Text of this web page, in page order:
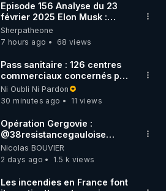
Episode 156 Analyse du 23
février 2025 Elon Musk :
Houston , on a un problème !
Sherpatheone
7 hours ago
68 views
Pass sanitaire : 126 centres
commerciaux concernés par
l'obligation dans toute la
France
Ni Oubli Ni Pardon
30 minutes ago
11 views
Opération Gergovie :
‪@38resistancegauloise‬
‪@MarionSigautOfficiel‬
‪@gladysriifard5710‬ Laëtitia
Nicolas BOUVIER
2 days ago
1.5 k views
Les incendies en France font